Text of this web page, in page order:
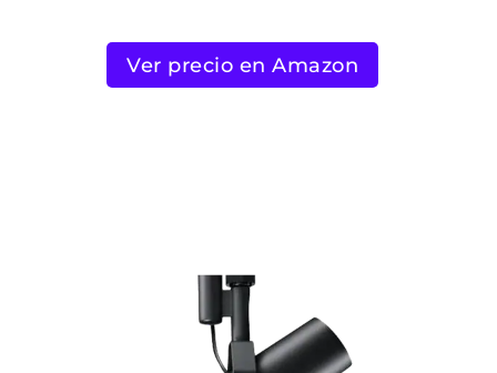
Ver precio en Amazon